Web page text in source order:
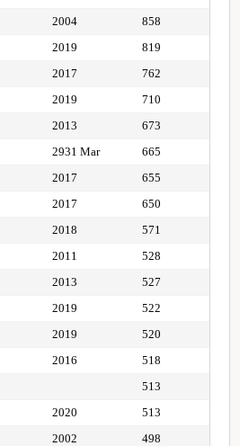
2004
858
2019
819
2017
762
2019
710
2013
673
2931 Mar
665
2017
655
2017
650
2018
571
2011
528
2013
527
2019
522
2019
520
2016
518
513
2020
513
2002
498